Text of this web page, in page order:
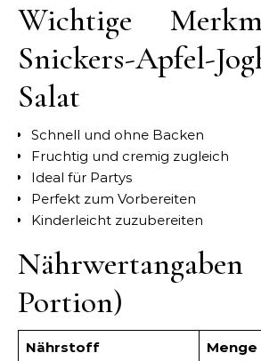
Wichtige
Snickers-Apfel-
Salat
Schnell und ohne Backen
Fruchtig und cremig zugleich
Ideal für Partys
Perfekt zum Vorbereiten
Kinderleicht zuzubereiten
Portion)
Nährstoff Menge